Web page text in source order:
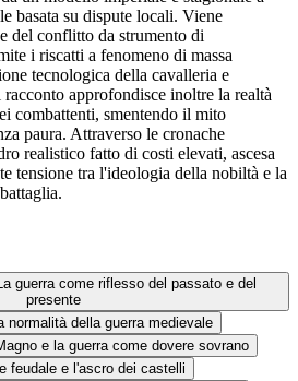
basata su dispute locali. Viene
del conflitto da strumento di
i riscatti a fenomeno di massa
tecnologica della cavalleria e
approfondisce inoltre la realtà
combattenti, smentendo il mito
paura. Attraverso le cronache
realistico fatto di costi elevati, ascesa
tensione tra l'ideologia della nobiltà e la
guerra come riflesso del passato e del
presente
normalità della guerra medievale
e la guerra come dovere sovrano
feudale e l'ascro dei castelli